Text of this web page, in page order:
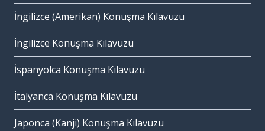
İngilizce (Amerikan) Konuşma Kılavuzu
İngilizce Konuşma Kılavuzu
İspanyolca Konuşma Kılavuzu
İtalyanca Konuşma Kılavuzu
Japonca (Kanji) Konuşma Kılavuzu